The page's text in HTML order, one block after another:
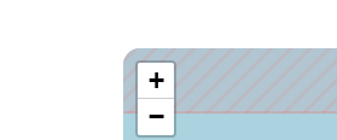
+
−